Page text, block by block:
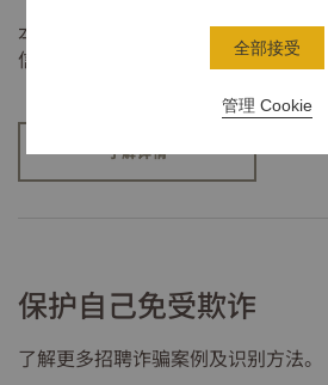
本声明旨在说明香格里拉将如何处理
信息。
了解详情
保护自己免受欺诈
了解更多招聘诈骗案例及识别方法。
管理 Cookie
全部接受